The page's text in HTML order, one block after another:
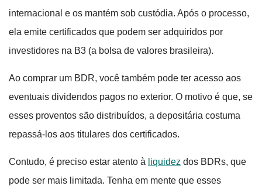
internacional e os mantém sob custódia. Após o processo,
ela emite certificados que podem ser adquiridos por
investidores na B3 (a bolsa de valores brasileira).
Ao comprar um BDR, você também pode ter acesso aos
eventuais dividendos pagos no exterior. O motivo é que, se
esses proventos são distribuídos, a depositária costuma
repassá-los aos titulares dos certificados.
Contudo, é preciso estar atento à liquidez dos BDRs, que
pode ser mais limitada. Tenha em mente que esses